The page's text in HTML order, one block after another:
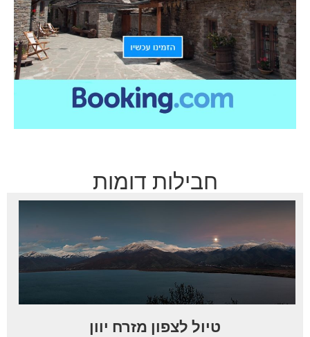
חבילות דומות
טיול לצפון מזרח יוון